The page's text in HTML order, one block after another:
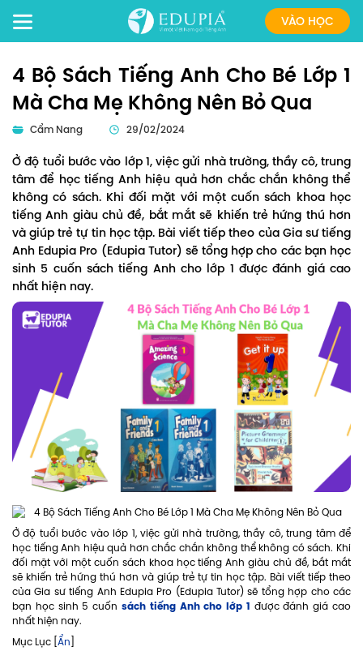
VÀO HỌC
4 Bộ Sách Tiếng Anh Cho Bé Lớp 1
Mà Cha Mẹ Không Nên Bỏ Qua
Cẩm Nang 29/02/2024
Ở độ tuổi bước vào lớp 1, việc gửi nhà trường, thầy cô, trung
tâm để học tiếng Anh hiệu quả hơn chắc chắn không thể
không có sách. Khi đối mặt với một cuốn sách khoa học
tiếng Anh giàu chủ đề, bắt mắt sẽ khiến trẻ hứng thú hơn
và giúp trẻ tự tin học tập. Bài viết tiếp theo của Gia sư tiếng
Anh Edupia Pro (Edupia Tutor) sẽ tổng hợp cho các bạn học
sinh 5 cuốn sách tiếng Anh cho lớp 1 được đánh giá cao
nhất hiện nay.
Ở độ tuổi bước vào lớp 1, việc gửi nhà trường, thầy cô, trung tâm để
học tiếng Anh hiệu quả hơn chắc chắn không thể không có sách. Khi
đối mặt với một cuốn sách khoa học tiếng Anh giàu chủ đề, bắt mắt
sẽ khiến trẻ hứng thú hơn và giúp trẻ tự tin học tập. Bài viết tiếp theo
của Gia sư tiếng Anh Edupia Pro (Edupia Tutor) sẽ tổng hợp cho các
bạn học sinh 5 cuốn sách tiếng Anh cho lớp 1 được đánh giá cao
nhất hiện nay.
Mục Lục [ Ẩn